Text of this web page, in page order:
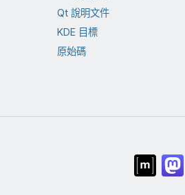
Qt 說明文件
KDE 目標
原始碼